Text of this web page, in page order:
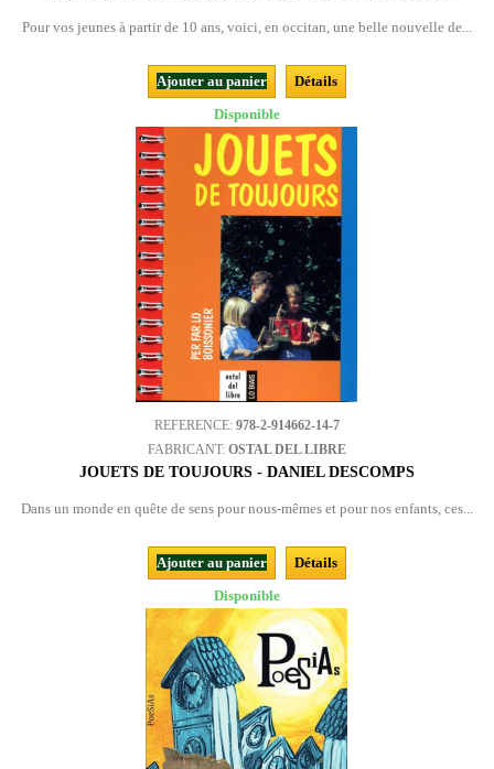
Pour vos jeunes à partir de 10 ans, voici, en occitan, une belle nouvelle de...
Ajouter au panier
Détails
Disponible
REFERENCE: 978-2-914662-14-7
FABRICANT: OSTAL DEL LIBRE
JOUETS DE TOUJOURS - DANIEL DESCOMPS
Dans un monde en quête de sens pour nous-mêmes et pour nos enfants, ces...
Ajouter au panier
Détails
Disponible